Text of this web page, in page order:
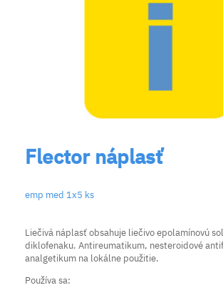
Flector náplasť
emp med 1x5 ks
Liečivá náplasť obsahuje liečivo epolamínovú soľ
diklofenaku. Antireumatikum, nesteroidové
analgetikum na lokálne použitie.
Používa sa: